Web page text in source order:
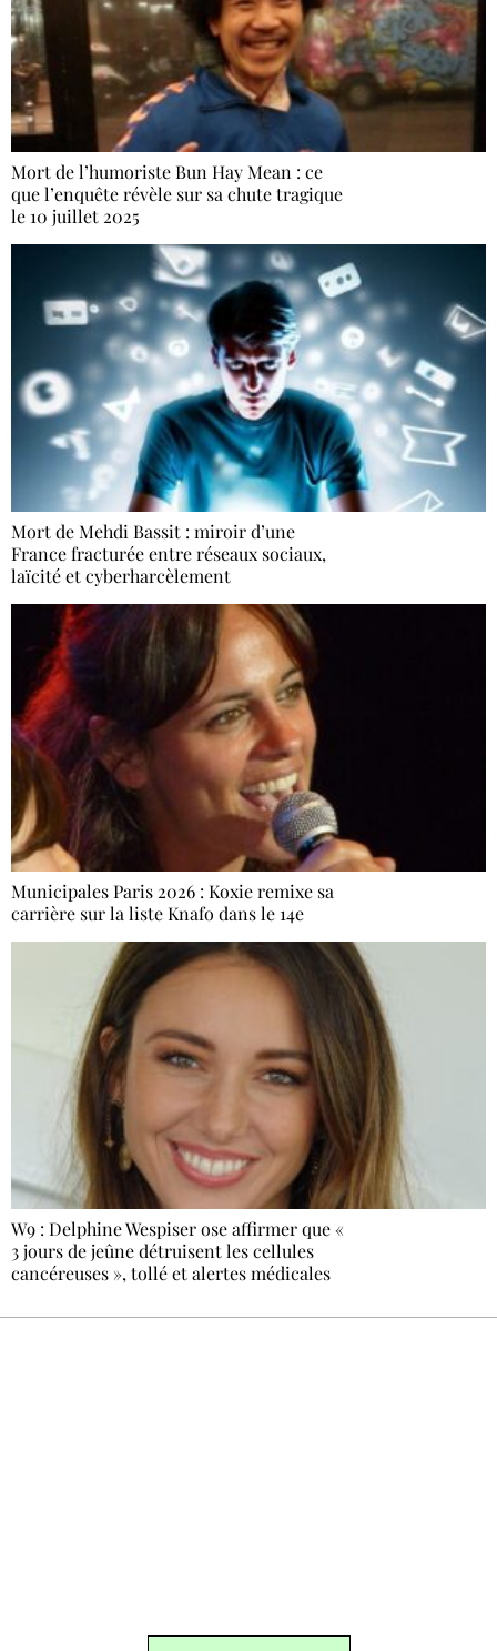
Mort de l’humoriste Bun Hay Mean : ce
que l’enquête révèle sur sa chute tragique
le 10 juillet 2025
Mort de Mehdi Bassit : miroir d’une
France fracturée entre réseaux sociaux,
laïcité et cyberharcèlement
Municipales Paris 2026 : Koxie remixe sa
carrière sur la liste Knafo dans le 14e
W9 : Delphine Wespiser ose affirmer que «
3 jours de jeûne détruisent les cellules
cancéreuses », tollé et alertes médicales